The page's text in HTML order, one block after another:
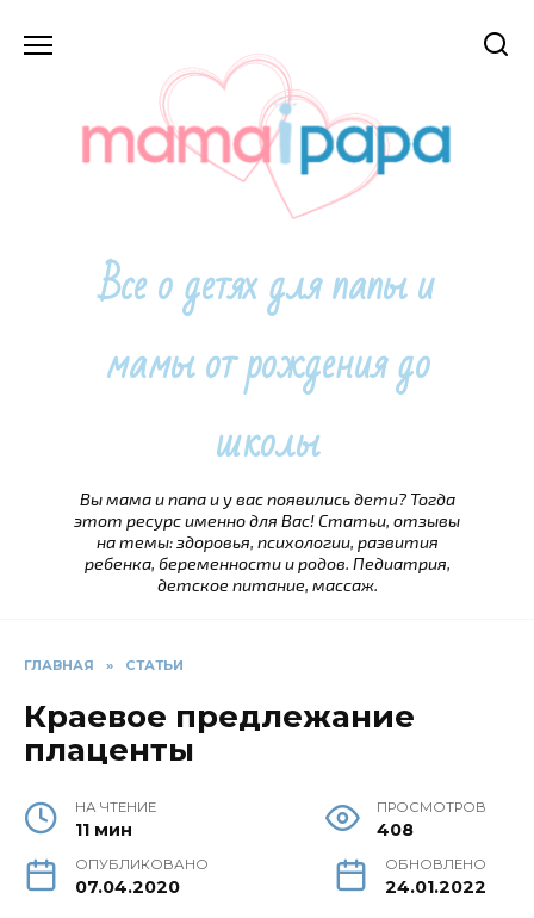
Все о детях для папы и
мамы от рождения до
школы
Вы мама и папа и у вас появились дети? Тогда
этот ресурс именно для Вас! Статьи, отзывы
на темы: здоровья, психологии, развития
ребенка, беременности и родов. Педиатрия,
детское питание, массаж.
ГЛАВНАЯ » СТАТЬИ
Краевое предлежание
плаценты
НА ЧТЕНИЕ
11 мин
ПРОСМОТРОВ
408
ОПУБЛИКОВАНО
07.04.2020
ОБНОВЛЕНО
24.01.2022